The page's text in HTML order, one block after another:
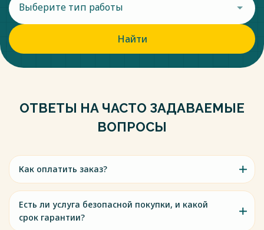
Выберите тип работы
Найти
ОТВЕТЫ НА ЧАСТО ЗАДАВАЕМЫЕ
ВОПРОСЫ
Как оплатить заказ?
Есть ли услуга безопасной покупки, и какой
срок гарантии?